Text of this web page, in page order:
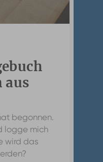
aus
begonnen.
logge mich
wird das